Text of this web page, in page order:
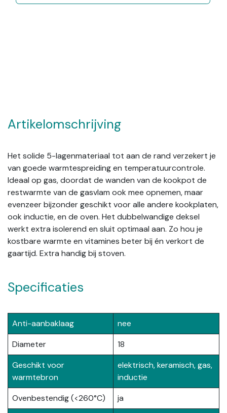
Artikelomschrijving
Het solide 5-lagenmateriaal tot aan de rand verzekert je
van goede warmtespreiding en temperatuurcontrole.
Ideaal op gas, doordat de wanden van de kookpot de
restwarmte van de gasvlam ook mee opnemen, maar
evenzeer bijzonder geschikt voor alle andere kookplaten,
ook inductie, en de oven. Het dubbelwandige deksel
werkt extra isolerend en sluit optimaal aan. Zo hou je
kostbare warmte en vitamines beter bij én verkort de
gaartijd. Extra handig bij stoven.
Specificaties
Anti-aanbaklaag
nee
Diameter
18
Geschikt voor
warmtebron
elektrisch, keramisch, gas,
inductie
Ovenbestendig (<260°C)
ja